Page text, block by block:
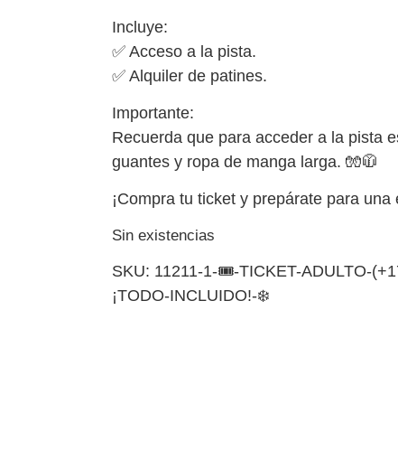
Incluye:
✅ Acceso a la pista.
✅ Alquiler de patines.
Importante:
Recuerda que para acceder a la pista
guantes y ropa de manga larga. 🧤🧥
¡Compra tu ticket y prepárate para
Sin existencias
SKU: 11211-1-🎟️-TICKET-ADULTO-
¡TODO-INCLUIDO!-❄️